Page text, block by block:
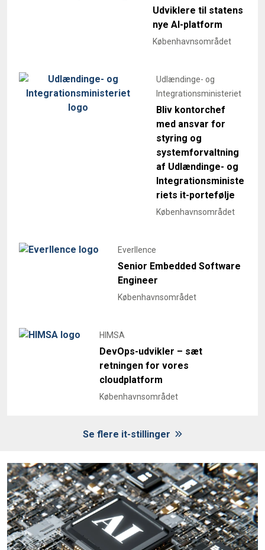
Udviklere til statens
nye AI-platform
Københavnsområdet
Udlændinge- og
Integrationsministeriet
Bliv kontorchef
med ansvar for
styring og
systemforvaltning
af Udlændinge- og
Integrationsministe
riets it-portefølje
Københavnsområdet
Everllence
Senior Embedded Software
Engineer
Københavnsområdet
HIMSA
DevOps-udvikler – sæt
retningen for vores
cloudplatform
Københavnsområdet
Se flere it-stillinger